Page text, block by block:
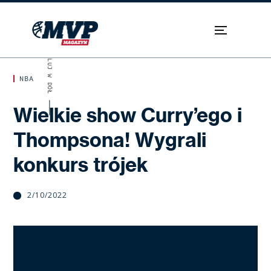
NBA
Wielkie show Curry’ego i
Thompsona! Wygrali
konkurs trójek
2/10/2022
SKROLUJ W DÓŁ